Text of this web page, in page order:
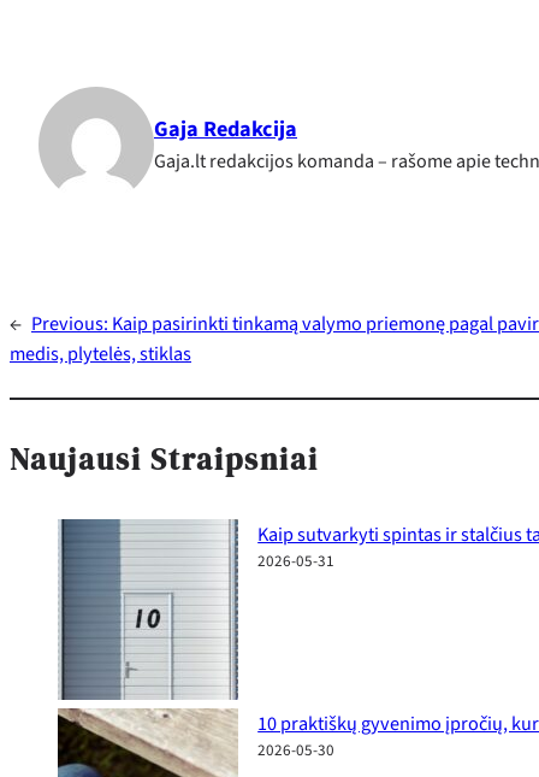
Gaja Redakcija
Gaja.lt redakcijos komanda – rašome apie
← Previous: Kaip pasirinkti tinkamą valymo priemonę pagal
medis, plytelės, stiklas
Naujausi Straipsniai
Kaip sutvarkyti spintas ir stalčius
2026-05-31
10 praktiškų gyvenimo įpročių,
2026-05-30